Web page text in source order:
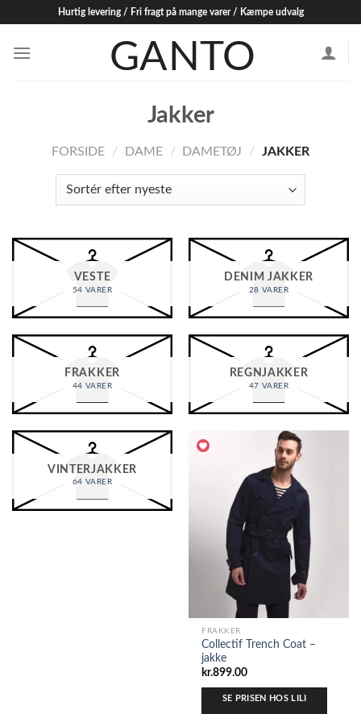
content
Hurtig levering / Fri fragt på mange varer / Kæmpe udvalg
Jakker
FORSIDE / DAME / DAMETØJ / JAKKER
VESTE
54 VARER
DENIM JAKKER
28 VARER
FRAKKER
44 VARER
REGNJAKKER
47 VARER
VINTERJAKKER
64 VARER
FRAKKER
Collectif Trench Coat –
jakke
kr.899.00
SE PRISEN HOS LILI